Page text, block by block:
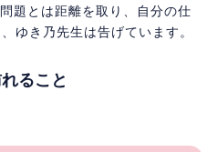
題とは距離を取り、自分の仕
ゆき乃先生は告げています。
ること